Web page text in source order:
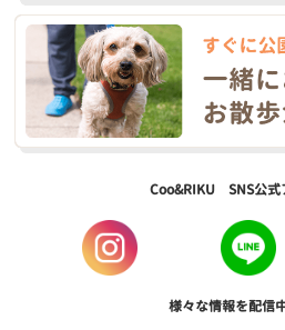
Coo&RIKU SNS公式
様々な情報を配信